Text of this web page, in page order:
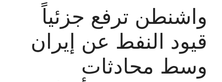
واشنطن ترفع جزئياً
قيود النفط عن إيران
وسط محادثات